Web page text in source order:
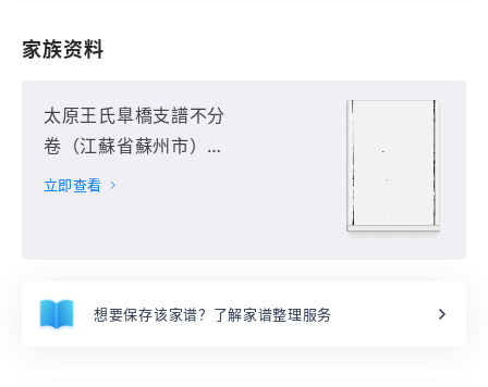
家族资料
太原王氏臯橋支譜不分
卷（江蘇省蘇州市）第
1册
立即查看
想要保存该家谱？了解家谱整理服务